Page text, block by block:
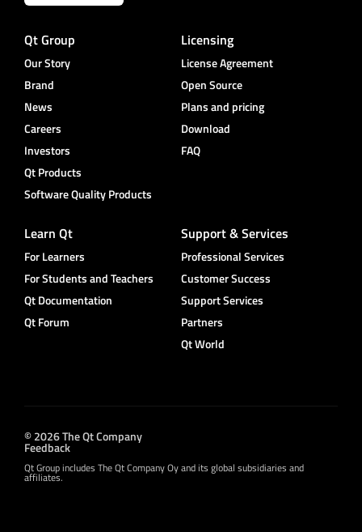
Qt Group
Our Story
Brand
News
Careers
Investors
Qt Products
Software Quality Products
Licensing
License Agreement
Open Source
Plans and pricing
Download
FAQ
Learn Qt
For Learners
For Students and Teachers
Qt Documentation
Qt Forum
Support & Services
Professional Services
Customer Success
Support Services
Partners
Qt World
© 2026 The Qt Company
Feedback
Qt Group includes The Qt Company Oy and its global subsidiaries and
affiliates.